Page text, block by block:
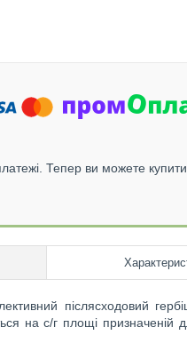
Тепер ви можете
післясходовий
на с/г площі призначеній